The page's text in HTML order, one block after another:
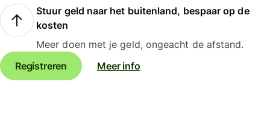
Stuur geld naar het buitenland, bespaar op de
kosten
Meer doen met je geld, ongeacht de afstand.
Registreren
Meer info